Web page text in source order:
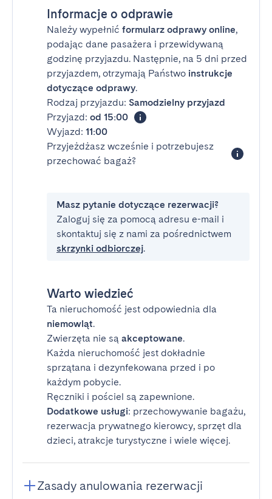
Informacje o odprawie
Należy wypełnić formularz odprawy online,
podając dane pasażera i przewidywaną
godzinę przyjazdu. Następnie, na 5 dni przed
przyjazdem, otrzymają Państwo instrukcje
dotyczące odprawy.
Rodzaj przyjazdu: Samodzielny przyjazd
Przyjazd: od 15:00
Wyjazd: 11:00
Przyjeżdżasz wcześnie i potrzebujesz
przechować bagaż?
Masz pytanie dotyczące rezerwacji?
Zaloguj się za pomocą adresu e-mail i
skontaktuj się z nami za pośrednictwem
skrzynki odbiorczej.
Warto wiedzieć
Ta nieruchomość jest odpowiednia dla
niemowląt.
Zwierzęta nie są akceptowane.
Każda nieruchomość jest dokładnie
sprzątana i dezynfekowana przed i po
każdym pobycie.
Ręczniki i pościel są zapewnione.
Dodatkowe usługi: przechowywanie bagażu,
rezerwacja prywatnego kierowcy, sprzęt dla
dzieci, atrakcje turystyczne i wiele więcej.
Zasady anulowania rezerwacji